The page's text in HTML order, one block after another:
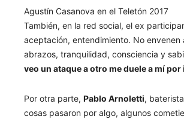
Agustín Casanova en el Teletón 2017
También, en la red social, el ex
aceptación, entendimiento. No
abrazos, tranquilidad, consciencia y
veo un ataque a otro me duele a mí por
Por otra parte,Pablo Arnoletti,
cosas pasaron por algo, algunos